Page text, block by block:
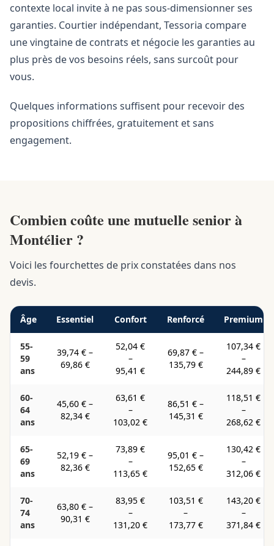
contexte local invite à ne pas sous-dimensionner ses
garanties. Courtier indépendant, Tessoria compare
une vingtaine de contrats et négocie les garanties au
plus près de vos besoins réels, sans surcoût pour
vous.
Quelques informations suffisent pour recevoir des
propositions chiffrées, gratuitement et sans
engagement.
Combien coûte une mutuelle senior à
Montélier ?
Voici les fourchettes de prix constatées dans nos
devis.
Âge Essentiel Confort Renforcé Premium
55-
59
ans
39,74 € –
69,86 €
52,04 €
–
95,41 €
69,87 € –
135,79 €
107,34 €
–
244,89 €
60-
64
ans
45,60 € –
82,34 €
63,61 €
–
103,02 €
86,51 € –
145,31 €
118,51 €
–
268,62 €
65-
69
ans
52,19 € –
82,36 €
73,89 €
–
113,65 €
95,01 € –
152,65 €
130,42 €
–
312,06 €
70-
74
ans
63,80 € –
90,31 €
83,95 €
–
131,20 €
103,51 €
–
173,77 €
143,20 €
–
371,84 €